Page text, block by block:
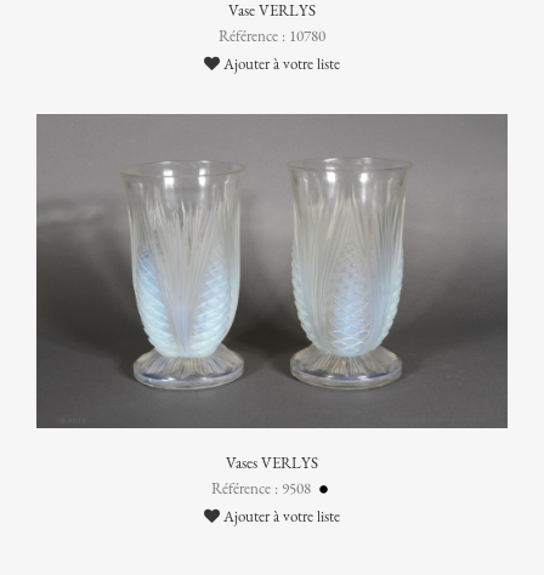
Vase VERLYS
Référence : 10780
Ajouter à votre liste
Vases VERLYS
Référence : 9508
Ajouter à votre liste